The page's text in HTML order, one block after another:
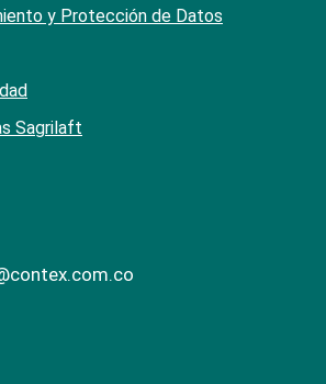
y Protección de Datos
Sagrilaft